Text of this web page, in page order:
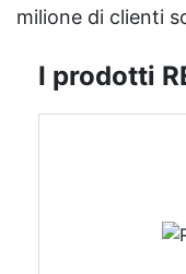
milione di clienti
I prodotti